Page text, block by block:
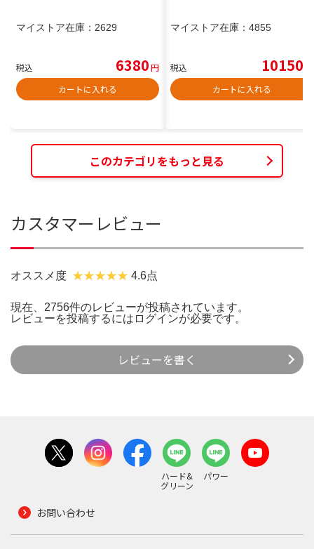
マイストア在庫： 2629
税込 6380円
カートに入れる
マイストア在庫： 4855
税込 10150
カートに入れる
このカテゴリをもっと見る
カスタマーレビュー
オススメ度 4.6点
現在、2756件のレビューが投稿されています。
レビューを投稿するには ログインが必要です。
レビューを書く
ハード&
グリーン
パワー
お問い合わせ